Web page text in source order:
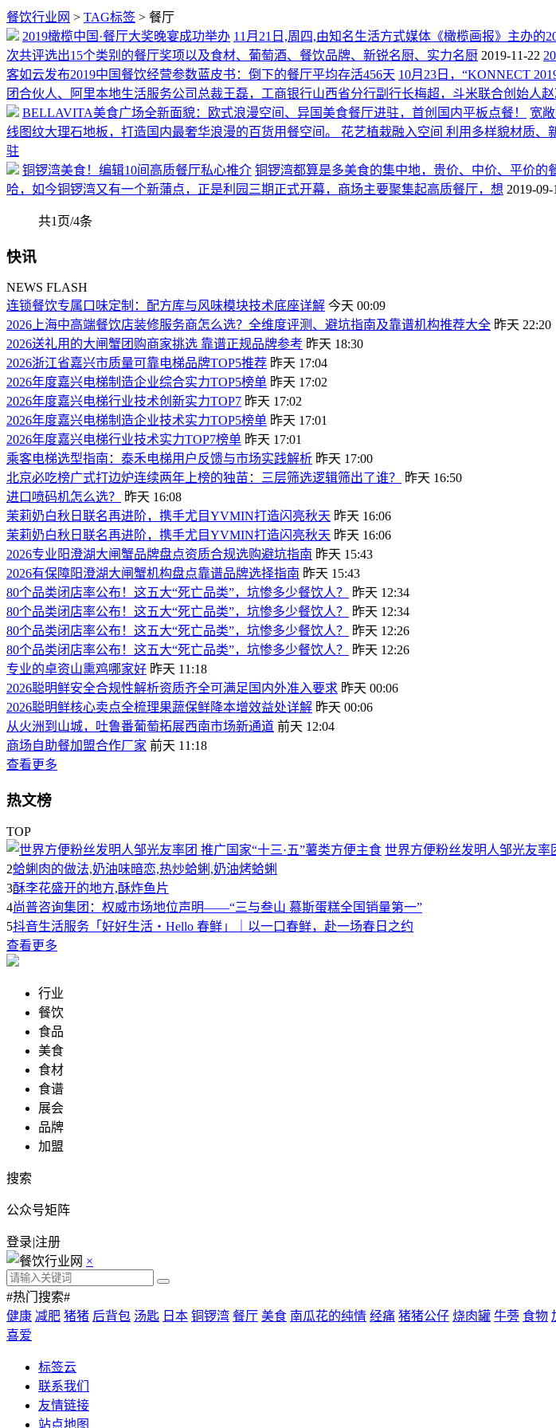
餐饮行业网 > TAG标签 > 餐厅
2019橄榄中国·餐厅大奖晚宴成功举办 11月21日,周四,由知名生活方式媒体《橄榄画报》主办的
次共评选出15个类别的餐厅奖项以及食材、葡萄酒、餐饮品牌、新锐名厨、实力名厨 2019-11-22
客如云发布2019中国餐饮经营参数蓝皮书：倒下的餐厅平均存活456天 10月23日，“KONNECT
团合伙人、阿里本地生活服务公司总裁王磊，工商银行山西省分行副行长梅超，斗米联合创始人
BELLAVITA美食广场全新面貌：欧式浪漫空间、异国美食餐厅进驻，首创国内平板点餐！
宽
线图纹大理石地板，打造国内最奢华浪漫的百货用餐空间。 花艺植栽融入空间 利用多样貌材质、
驻
铜锣湾美食！编辑10间高质餐厅私心推介 铜锣湾都算是多美食的集中地，贵价、中价、平价
哈，如今铜锣湾又有一个新蒲点，正是利园三期正式开幕，商场主要聚集起高质餐厅，想 2019-09-
共1页/4条
快讯
NEWS FLASH
连锁餐饮专属口味定制：配方库与风味模块技术底座详解 今天 00:09
2026上海中高端餐饮店装修服务商怎么选？全维度评测、避坑指南及靠谱机构推荐大全 昨天 22:20
2026送礼用的大闸蟹团购商家挑选 靠谱正规品牌参考 昨天 18:30
2026浙江省嘉兴市质量可靠电梯品牌TOP5推荐 昨天 17:04
2026年度嘉兴电梯制造企业综合实力TOP5榜单 昨天 17:02
2026年度嘉兴电梯行业技术创新实力TOP7 昨天 17:02
2026年度嘉兴电梯制造企业技术实力TOP5榜单 昨天 17:01
2026年度嘉兴电梯行业技术实力TOP7榜单 昨天 17:01
乘客电梯选型指南：泰禾电梯用户反馈与市场实践解析 昨天 17:00
北京必吃榜广式打边炉连续两年上榜的独苗：三层筛选逻辑筛出了谁？
昨天 16:50
进口喷码机怎么选？
昨天 16:08
茉莉奶白秋日联名再进阶，携手尤目YVMIN打造闪亮秋天 昨天 16:06
茉莉奶白秋日联名再进阶，携手尤目YVMIN打造闪亮秋天 昨天 16:06
2026专业阳澄湖大闸蟹品牌盘点资质合规选购避坑指南 昨天 15:43
2026有保障阳澄湖大闸蟹机构盘点靠谱品牌选择指南 昨天 15:43
80个品类闭店率公布！这五大“死亡品类”，坑惨多少餐饮人？
昨天 12:34
80个品类闭店率公布！这五大“死亡品类”，坑惨多少餐饮人？
昨天 12:34
80个品类闭店率公布！这五大“死亡品类”，坑惨多少餐饮人？
昨天 12:26
80个品类闭店率公布！这五大“死亡品类”，坑惨多少餐饮人？
昨天 12:26
专业的卓资山熏鸡哪家好 昨天 11:18
2026聪明鲜安全合规性解析资质齐全可满足国内外准入要求 昨天 00:06
2026聪明鲜核心卖点全梳理果蔬保鲜降本增效益处详解 昨天 00:06
从火洲到山城，吐鲁番葡萄拓展西南市场新通道 前天 12:04
商场自助餐加盟合作厂家 前天 11:18
查看更多
热文榜
TOP
世界方便粉丝发明人邹光友率
2蛤蜊肉的做法,奶油味暗恋,热炒蛤蜊,奶油烤蛤蜊
3酥李花盛开的地方,酥炸鱼片
4尚普咨询集团：权威市场地位声明——“三与叁山 慕斯蛋糕全国销量第一”
5抖音生活服务「好好生活・Hello 春鲜」｜以一口春鲜，赴一场春日之约
查看更多
行业
餐饮
食品
美食
食材
食谱
展会
品牌
加盟
搜索
公众号矩阵
登录|注册
×
#热门搜索#
健康 减肥 猪猪 后背包 汤匙 日本 铜锣湾 餐厅 美食 南瓜花的纯情 经痛 猪猪公仔 烧肉罐 牛蒡 食物
喜爱
标签云
联系我们
友情链接
站点地图